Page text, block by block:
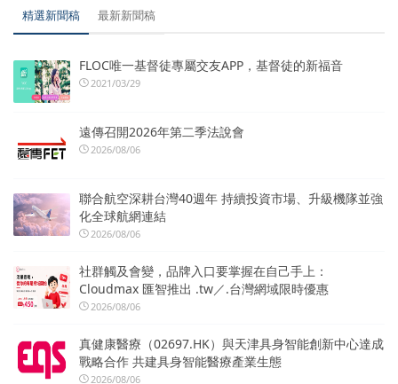
精選新聞稿 最新新聞稿
FLOC唯一基督徒專屬交友APP，基督徒的新福音
2021/03/29
遠傳召開2026年第二季法說會
2026/08/06
聯合航空深耕台灣40週年 持續投資市場、升級機隊並強
化全球航網連結
2026/08/06
社群觸及會變，品牌入口要掌握在自己手上：
Cloudmax 匯智推出 .tw／.台灣網域限時優惠
2026/08/06
真健康醫療（02697.HK）與天津具身智能創新中心達成
戰略合作 共建具身智能醫療產業生態
2026/08/06